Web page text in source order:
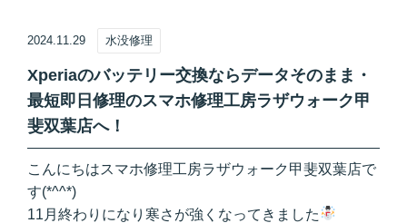
2024.11.29 水没修理
Xperiaのバッテリー交換ならデータそのまま・
最短即日修理のスマホ修理工房ラザウォーク甲
斐双葉店へ！
こんにちはスマホ修理工房ラザウォーク甲斐双葉店で
す(*^^*)
11月終わりになり寒さが強くなってきました